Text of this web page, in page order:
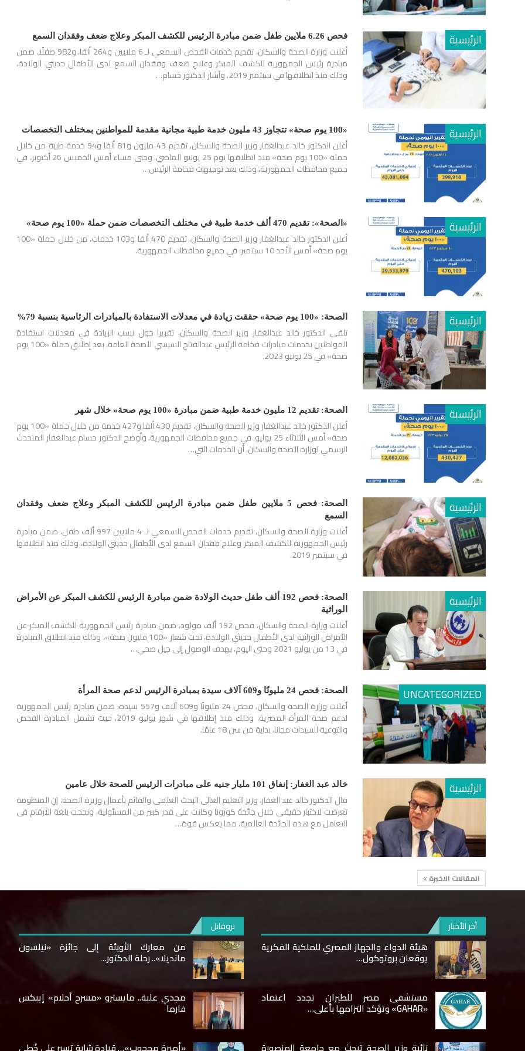
الرئيسية فحص 6.26 ملايين طفل ضمن مبادرة الرئيس للكشف المبكر وعلاج ضعف وفقدان السمع
أعلنت وزارة الصحة والسكان، تقديم خدمات الفحص السمعي لـ 6 ملايين و264 ألفا، و982 طفلًا، ضمن
مبادرة رئيس الجمهورية للكشف المبكر وعلاج ضعف وفقدان السمع لدى الأطفال حديثي الولادة،
وذلك منذ انطلاقها في سبتمبر 2019. وأشار الدكتور حسام…
الرئيسية «100 يوم صحة» تتجاوز 43 مليون خدمة طبية مجانية مقدمة للمواطنين بمختلف التخصصات
أعلن الدكتور خالد عبدالغفار وزير الصحة والسكان، تقديم 43 مليون و81 ألفا و94 خدمة طبية من خلال
حملة «100 يوم صحة» منذ انطلاقها يوم 25 يونيو الماضي، وحتى مساء أمس الخميس 26 أكتوبر، في
جميع محافظات الجمهورية، وذلك بعد توجيهات فخامة الرئيس…
الرئيسية «الصحة»: تقديم 470 ألف خدمة طبية في مختلف التخصصات ضمن حملة «100 يوم صحة»
أعلن الدكتور خالد عبدالغفار وزير الصحة والسكان، تقديم 470 ألفا و103 خدمات، من خلال حملة «100
يوم صحة» أمس الأحد 10 سبتمبر، في جميع محافظات الجمهورية.
الرئيسية الصحة: «100 يوم صحة» حققت زيادة في معدلات الاستفادة بالمبادرات الرئاسية بنسبة 79%
تلقى الدكتور خالد عبدالغفار وزير الصحة والسكان، تقريرا حول نسب الزيادة في معدلات استفادة
المواطنين بخدمات مبادرات فخامة الرئيس عبدالفتاح السيسي للصحة العامة، بعد إطلاق حملة «100 يوم
صحة» في 25 يونيو 2023.
الرئيسية الصحة: تقديم 12 مليون خدمة طبية ضمن مبادرة «100 يوم صحة» خلال شهر
أعلن الدكتور خالد عبدالغفار وزير الصحة والسكان، تقديم 430 ألفا و427 خدمة من خلال حملة «100 يوم
صحة» أمس الثلاثاء 25 يوليو، في جميع محافظات الجمهورية. وأوضح الدكتور حسام عبدالغفار المتحدث
الرسمي لوزارة الصحة والسكان، أن الخدمات التي…
الرئيسية
الصحة: فحص 5 ملايين طفل ضمن مبادرة الرئيس للكشف المبكر وعلاج ضعف وفقدان
السمع
أعلنت وزارة الصحة والسكان، تقديم خدمات الفحص السمعي لـ 4 ملايين 997 ألف طفل، ضمن مبادرة
رئيس الجمهورية للكشف المبكر وعلاج فقدان السمع لدى الأطفال حديثي الولادة، وذلك منذ انطلاقها
في سبتمبر 2019.
الرئيسية
الصحة: فحص 192 ألف طفل حديث الولادة ضمن مبادرة الرئيس للكشف المبكر عن الأمراض
الوراثية
أعلنت وزارة الصحة والسكان، فحص 192 ألف مولود، ضمن مبادرة رئيس الجمهورية للكشف المبكر عن
الأمراض الوراثية لدى الأطفال حديثي الولادة، تحت شعار «100 مليون صحة»، وذلك منذ انطلاق المبادرة
في 13 من يوليو 2021 وحتى اليوم، بهدف الوصول إلى جيل صحي…
UNCATEGORIZED الصحة: فحص 24 مليونًا و609 آلاف سيدة بمبادرة الرئيس لدعم صحة المرأة
أعلنت وزارة الصحة والسكان، فحص 24 مليونًا و609 آلاف و557 سيدة، ضمن مبادرة رئيس الجمهورية
لدعم صحة المرأة المصرية، وذلك منذ إطلاقها في شهر يوليو 2019، حيث تشمل المبادرة الفحص
والتوعية للسيدات مجانا، بداية من سن 18 عامًا.
الرئيسية خالد عبد الغفار: إنفاق 101 مليار جنيه على مبادرات الرئيس للصحة خلال عامين
قال الدكتور خالد عبد الغفار، وزير التعليم العالى البحث العلمى والقائم بأعمال وزيرة الصحة، إن المنظومة
تعرضت لاختبار حقيقى خلال جائحة كورونا وكانت على قدر كبير من المسئولية، ونجحت بلغة الأرقام فى
التعامل مع هذه الجائحة العالمية، مما يعكس قوة…
المقالات الاخيرة
أخر الأخبار
هيئة الدواء والجهاز المصري للملكية الفكرية
يوقعان بروتوكول…
مستشفى مصر للطيران تجدد اعتماد
«GAHAR» وتؤكد التزامها بأعلى…
نائبة وزير الصحة تبحث مع جامعة المنصورة
بروفايل
من معارك الأوبئة إلى جائزة «نيلسون
مانديلا».. رحلة الدكتور…
مجدي علبة.. مايسترو «مسرح أحلام» إيبكس
فارما
«أميرة محجوب»… قيادة شابة تسير على خُطى